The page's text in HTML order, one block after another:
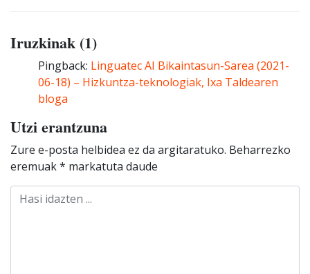
Iruzkinak (1)
Pingback: Linguatec AI Bikaintasun-Sarea (2021-
06-18) – Hizkuntza-teknologiak, Ixa Taldearen
bloga
Utzi erantzuna
Zure e-posta helbidea ez da argitaratuko. Beharrezko
eremuak* markatuta daude